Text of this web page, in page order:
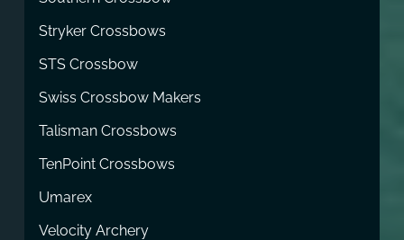
Stryker Crossbows
STS Crossbow
Swiss Crossbow Makers
Talisman Crossbows
TenPoint Crossbows
Umarex
Velocity Archery